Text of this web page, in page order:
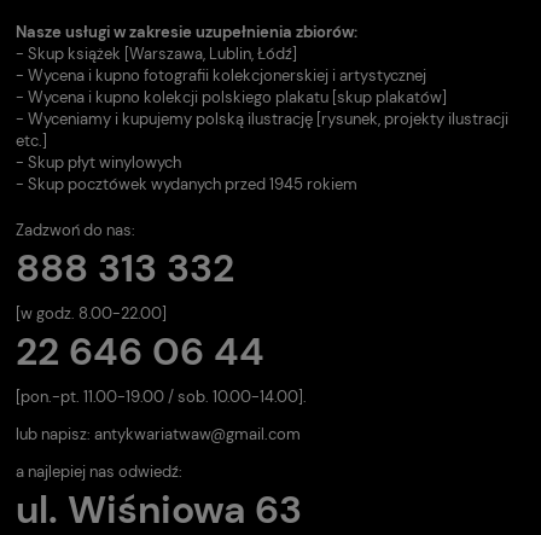
Nasze usługi w zakresie uzupełnienia zbiorów:
- Skup książek [Warszawa, Lublin, Łódź]
- Wycena i kupno fotografii kolekcjonerskiej i artystycznej
- Wycena i kupno kolekcji polskiego plakatu [skup plakatów]
- Wyceniamy i kupujemy polską ilustrację [rysunek, projekty ilustracji
etc.]
- Skup płyt winylowych
- Skup pocztówek wydanych przed 1945 rokiem
Zadzwoń do nas:
888 313 332
[w godz. 8.00-22.00]
22 646 06 44
[pon.-pt. 11.00-19.00 / sob. 10.00-14.00].
lub napisz: antykwariatwaw@gmail.com
a najlepiej nas odwiedź:
ul. Wiśniowa 63